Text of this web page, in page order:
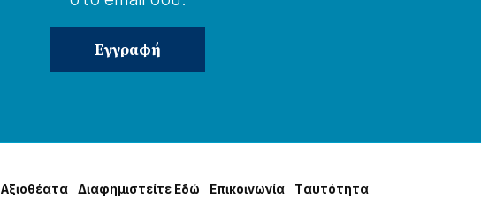
Αξɩοθέατα Δɩαφημɩστείτε Εδώ Επɩκοɩνωνία Tαυτότητα